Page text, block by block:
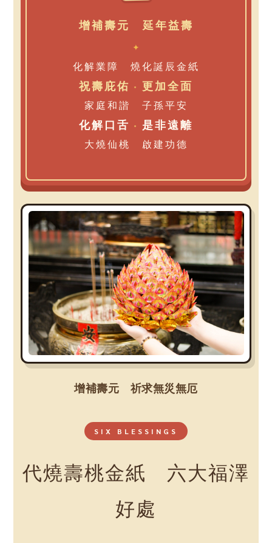
增補壽元 延年益壽
✦
化解業障 燒化誕辰金紙
祝壽庇佑 ‧ 更加全面
家庭和諧 子孫平安
化解口舌 ‧ 是非遠離
大燒仙桃 啟建功德
增補壽元 祈求無災無厄
SIX BLESSINGS
代燒壽桃金紙 六大福澤
好處